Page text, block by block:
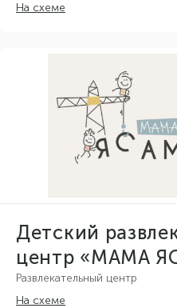
На схеме
Детский
центр «МАМА
Развлекательный центр
На схеме